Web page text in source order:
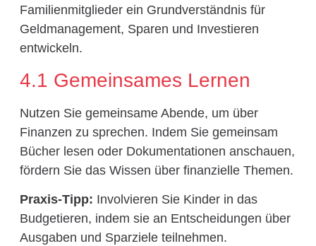
Familienmitglieder ein Grundverständnis für
Geldmanagement, Sparen und Investieren
entwickeln.
4.1 Gemeinsames Lernen
Nutzen Sie gemeinsame Abende, um über
Finanzen zu sprechen. Indem Sie gemeinsam
Bücher lesen oder Dokumentationen anschauen,
fördern Sie das Wissen über finanzielle Themen.
Praxis-Tipp: Involvieren Sie Kinder in das
Budgetieren, indem sie an Entscheidungen über
Ausgaben und Sparziele teilnehmen.